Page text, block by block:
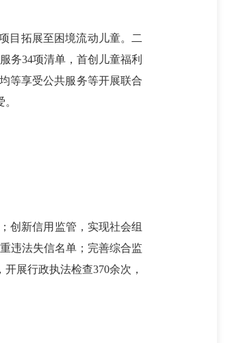
目拓展至困境流动儿童。二
务34项清单，首创儿童福利
等享受公共服务等开展联合
创新信用监管，实现社会组
违法失信名单；完善综合监
展行政执法检查370余次，